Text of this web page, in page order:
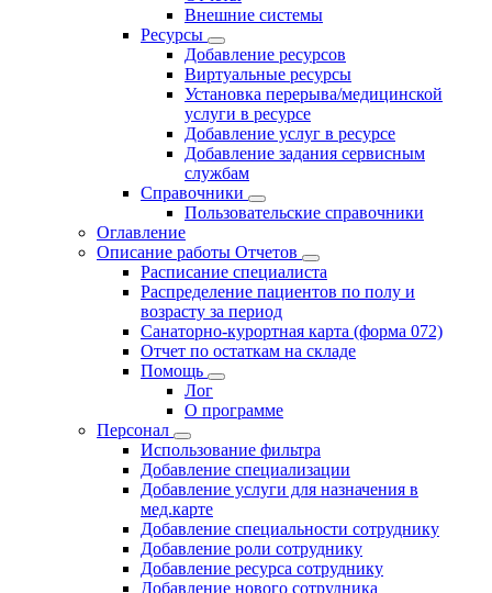
Внешние системы
Ресурсы
Добавление ресурсов
Виртуальные ресурсы
Установка перерыва/медицинской
услуги в ресурсе
Добавление услуг в ресурсе
Добавление задания сервисным
службам
Справочники
Пользовательские справочники
Оглавление
Описание работы Отчетов
Расписание специалиста
Распределение пациентов по полу и
возрасту за период
Санаторно-курортная карта (форма 072)
Отчет по остаткам на складе
Помощь
Лог
О программе
Персонал
Использование фильтра
Добавление специализации
Добавление услуги для назначения в
мед.карте
Добавление специальности сотруднику
Добавление роли сотруднику
Добавление ресурса сотруднику
Добавление нового сотрудника